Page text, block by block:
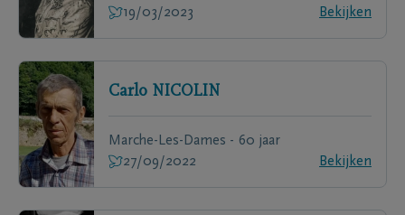
19/03/2023
Bekijken
Carlo NICOLIN
Marche-Les-Dames - 60 jaar
27/09/2022
Bekijken